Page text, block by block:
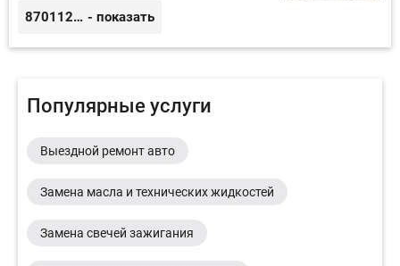
87011245925 - показать
Популярные услуги
Выездной ремонт авто
Замена масла и технических жидкостей
Замена свечей зажигания